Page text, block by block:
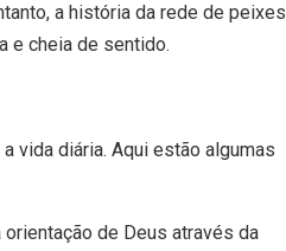
a história da rede de peixes
e cheia de sentido.
vida diária. Aqui estão algumas
de Deus através da